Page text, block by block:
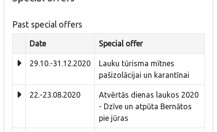
Past special offers
Date Special offer
29.10.-31.12.2020
Lauku tūrisma mītnes
pašizolācijai un karantīnai
22.-23.08.2020
Atvērtās dienas laukos 2020
- Dzīve un atpūta Bernātos
pie jūras